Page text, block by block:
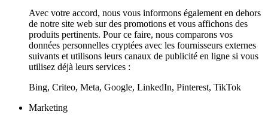
Avec votre accord, nous vous informons également en dehors
de notre site web sur des promotions et vous affichons des
produits pertinents. Pour ce faire, nous comparons vos
données personnelles cryptées avec les fournisseurs externes
suivants et utilisons leurs canaux de publicité en ligne si vous
utilisez déjà leurs services :
Bing, Criteo, Meta, Google, LinkedIn, Pinterest, TikTok
Marketing